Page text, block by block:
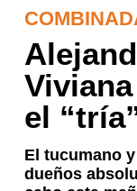
el
El tucumano
dueños